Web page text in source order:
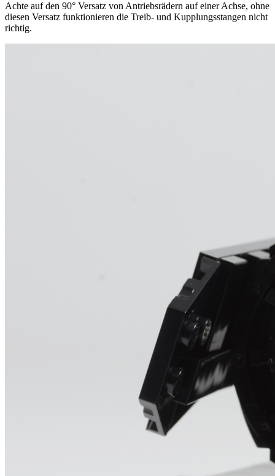
Achte auf den 90° Versatz von Antriebsrädern auf einer Achse, ohne
diesen Versatz funktionieren die Treib- und Kupplungsstangen nicht
richtig.